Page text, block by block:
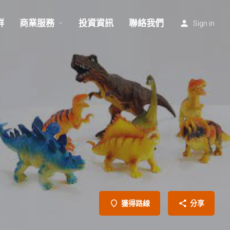
商業服務 投資資訊 聯絡我們 Sign in
獲得路線 分享